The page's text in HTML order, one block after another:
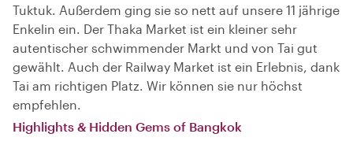
Tuktuk. Außerdem ging sie so nett auf unsere 11 jährige
Enkelin ein. Der Thaka Market ist ein kleiner sehr
autentischer schwimmender Markt und von Tai gut
gewählt. Auch der Railway Market ist ein Erlebnis, dank
Tai am richtigen Platz. Wir können sie nur höchst
empfehlen.
Highlights & Hidden Gems of Bangkok